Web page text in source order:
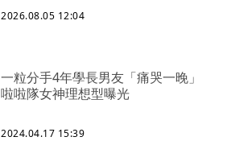
2026.08.05 12:04
一粒分手4年學長男友「痛哭一晚」
啦啦隊女神理想型曝光
2024.04.17 15:39